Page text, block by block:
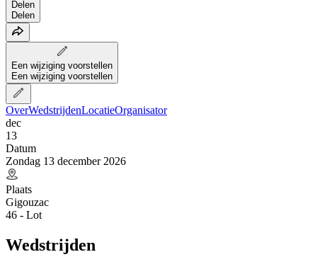
Delen
Delen
Een wijziging voorstellen
Een wijziging voorstellen
OverWedstrijdenLocatieOrganisator
dec
13
Datum
Zondag 13 december 2026
Plaats
Gigouzac
46 - Lot
Wedstrijden